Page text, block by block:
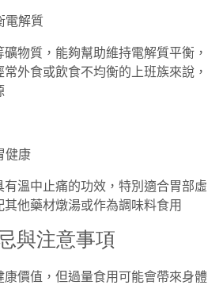
電解質
礦物質 ，能夠幫助維持電解質平衡，
外食或飲食不均衡的上班族來說，
健康
有溫中止痛的功效 ，特別適合胃部虛
其他藥材燉湯或作為調味料食用
與注意事項
康價值，但過量食用可能會帶來身體